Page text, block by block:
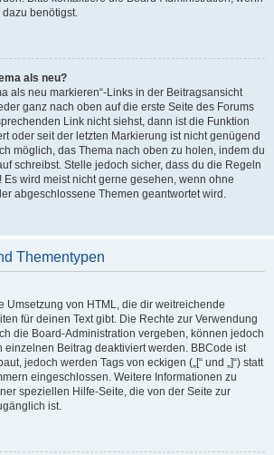
benötigst.
als neu?
als neu markieren“-Links in der Beitragsansicht
ganz nach oben auf die erste Seite des Forums
Link nicht siehst, dann ist die Funktion
oder seit der letzten Markierung ist nicht genügend
möglich, das Thema nach oben zu holen, indem du
schreibst. Stelle jedoch sicher, dass du die Regeln
wird meist nicht gerne gesehen, wenn ohne
abgeschlossene Themen geantwortet wird.
Thementypen
Umsetzung von HTML, die dir weitreichende
für deinen Text gibt. Die Rechte zur Verwendung
die Board-Administration vergeben, können jedoch
einzelnen Beitrag deaktiviert werden. BBCode ist
jedoch werden Tags von eckigen („[“ und „]“) statt
eingeschlossen. Weitere Informationen zu
speziellen Hilfe-Seite, die von der Seite zur
ist.